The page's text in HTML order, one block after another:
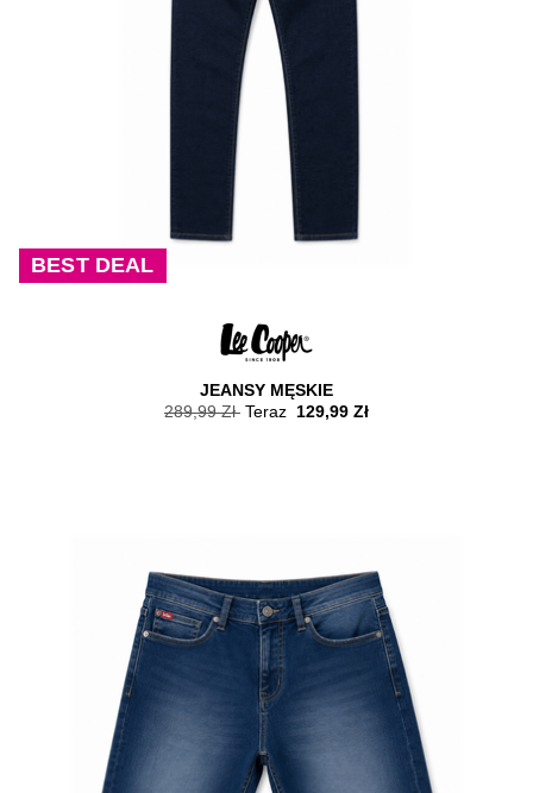
BEST DEAL
JEANSY MĘSKIE
289,99 Zł Teraz 129,99 Zł